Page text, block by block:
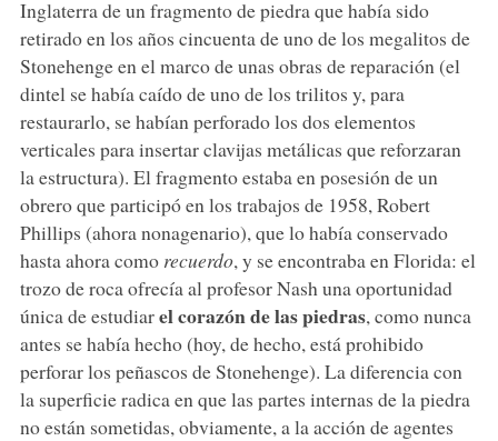
Inglaterra de un fragmento de piedra que había sido
retirado en los años cincuenta de uno de los megalitos de
Stonehenge en el marco de unas obras de reparación (el
dintel se había caído de uno de los trilitos y, para
restaurarlo, se habían perforado los dos elementos
verticales para insertar clavijas metálicas que reforzaran
la estructura). El fragmento estaba en posesión de un
obrero que participó en los trabajos de 1958, Robert
Phillips (ahora nonagenario), que lo había conservado
hasta ahora como recuerdo, y se encontraba en Florida: el
trozo de roca ofrecía al profesor Nash una oportunidad
única de estudiarel corazón de las piedras, como nunca
antes se había hecho (hoy, de hecho, está prohibido
perforar los peñascos de Stonehenge). La diferencia con
la superficie radica en que las partes internas de la piedra
no están sometidas, obviamente, a la acción de agentes